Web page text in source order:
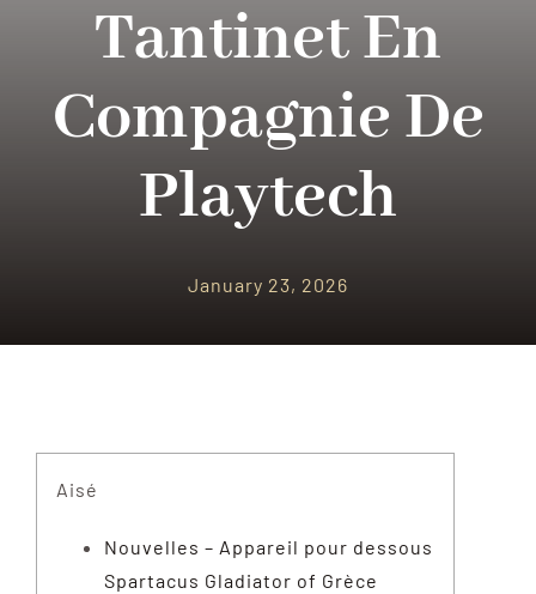
Tantinet En
Compagnie De
Playtech
January 23, 2026
Aisé
Nouvelles – Appareil pour dessous
Spartacus Gladiator of Grèce